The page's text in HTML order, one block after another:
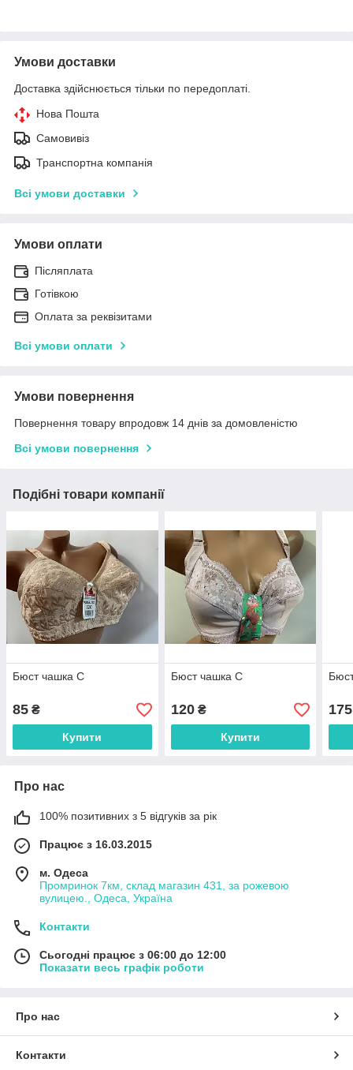
Умови доставки
Доставка здійснюється тільки по передоплаті.
Нова Пошта
Самовивіз
Транспортна компанія
Всі умови доставки
Умови оплати
Післяплата
Готівкою
Оплата за реквізитами
Всі умови оплати
Умови повернення
Повернення товару впродовж 14 днів за домовленістю
Всі умови повернення
Подібні товари компанії
Бюст чашка С
85 ₴
Купити
Бюст чашка С
120₴
Купити
175
Про нас
100% позитивних з 5 відгуків за рік
Працює з 16.03.2015
м. Одеса
Промринок 7км, склад магазин 431, за рожевою
вулицею., Одеса, Україна
Контакти
Сьогодні працює з 06:00 до 12:00
Показати весь графік роботи
Про нас
Контакти